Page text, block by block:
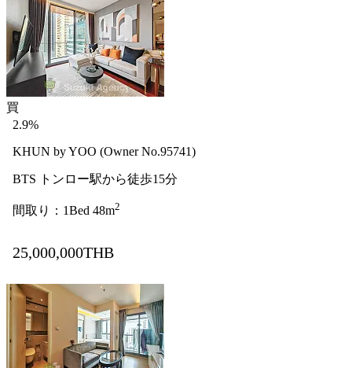
買
2.9%
KHUN by YOO (Owner No.95741)
BTS トンロー駅から徒歩15分
間取り：1Bed 48m2
25,000,000THB